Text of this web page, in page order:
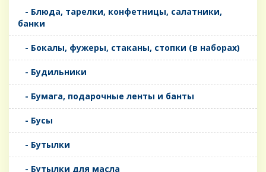
- Блюда, тарелки, конфетницы, салатники,
банки
- Бокалы, фужеры, стаканы, стопки (в наборах)
- Будильники
- Бумага, подарочные ленты и банты
- Бусы
- Бутылки
- Бутылки для масла